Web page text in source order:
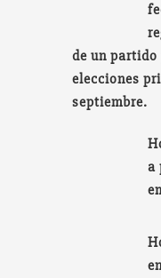
de un
elecciones
septiembre.
a